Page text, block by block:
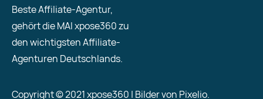
Beste Affiliate-Agentur,
gehört die MAI xpose360 zu
den wichtigsten Affiliate-
Agenturen Deutschlands.
Copyright © 2021 xpose360 | Bilder von Pixelio.